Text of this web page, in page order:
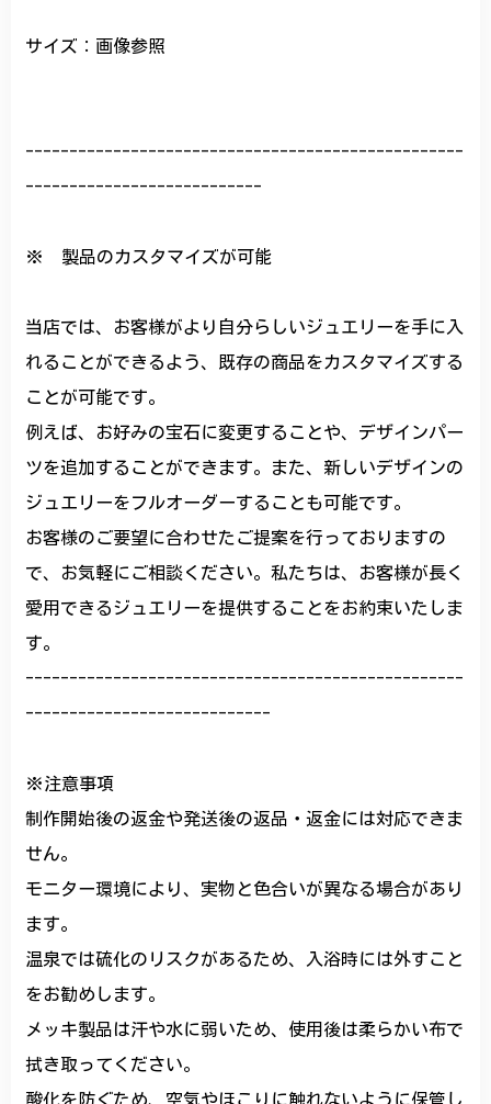
サイズ：画像参照
--------------------------------------------------
---------------------------
※ 製品のカスタマイズが可能
当店では、お客様がより自分らしいジュエリーを手に入
れることができるよう、既存の商品をカスタマイズする
ことが可能です。
例えば、お好みの宝石に変更することや、デザインパー
ツを追加することができます。また、新しいデザインの
ジュエリーをフルオーダーすることも可能です。
お客様のご要望に合わせたご提案を行っておりますの
で、お気軽にご相談ください。私たちは、お客様が長く
愛用できるジュエリーを提供することをお約束いたしま
す。
--------------------------------------------------
----------------------------
※注意事項
制作開始後の返金や発送後の返品・返金には対応できま
せん。
モニター環境により、実物と色合いが異なる場合があり
ます。
温泉では硫化のリスクがあるため、入浴時には外すこと
をお勧めします。
メッキ製品は汗や水に弱いため、使用後は柔らかい布で
拭き取ってください。
酸化を防ぐため、空気やほこりに触れないように保管し